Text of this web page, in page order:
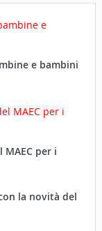
e bambini
per i
la novità del